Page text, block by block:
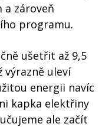
zároveň
programu.
ušetřit až 9,5
výrazně uleví
energii navíc
kapka elektřiny
ale začít